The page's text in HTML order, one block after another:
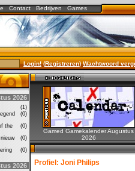
Contact Bedrijven Games
Login!(Registreren)Wachtwoord
2026
(1)
(0)
the
(0)
(0)
(0)
2026
Gamed Gamekalender Augustus
2026
Profiel: Joni Philips